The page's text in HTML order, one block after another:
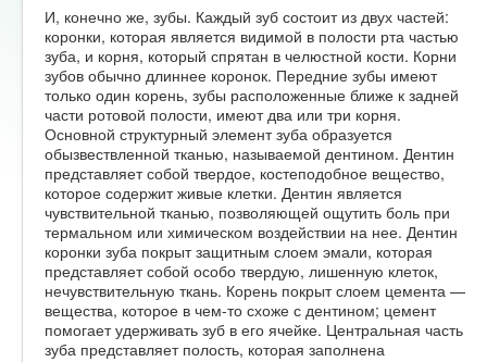
И, конечно же, зубы. Каждый зуб состоит из двух частей:
коронки, которая является видимой в полости рта частью
зуба, и корня, который спрятан в челюстной кости. Корни
зубов обычно длиннее коронок. Передние зубы имеют
только один корень, зубы расположенные ближе к задней
части ротовой полости, имеют два или три корня.
Основной структурный элемент зуба образуется
обызвествленной тканью, называемой дентином. Дентин
представляет собой твердое, костеподобное вещество,
которое содержит живые клетки. Дентин является
чувствительной тканью, позволяющей ощутить боль при
термальном или химическом воздействии на нее. Дентин
коронки зуба покрыт защитным слоем эмали, которая
представляет собой особо твердую, лишенную клеток,
нечувствительную ткань. Корень покрыт слоем цемента —
вещества, которое в чем-то схоже с дентином; цемент
помогает удерживать зуб в его ячейке. Центральная часть
зуба представляет полость, которая заполнена